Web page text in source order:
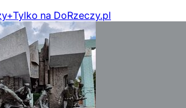
Tylko na DoRzeczy.pl